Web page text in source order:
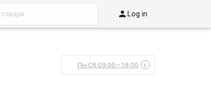
Log in
Пн-Сб 09:00—18:00 i